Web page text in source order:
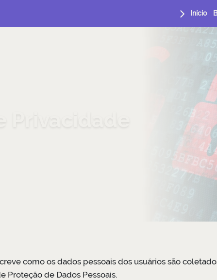
Início
como os dados pessoais dos usuários são
Proteção de Dados Pessoais.